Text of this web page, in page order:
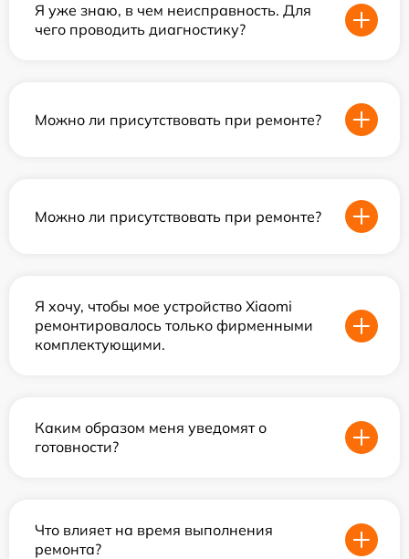
Я уже знаю, в чем неисправность. Для
чего проводить диагностику?
Можно ли присутствовать при ремонте?
Можно ли присутствовать при ремонте?
Я хочу, чтобы мое устройство Xiaomi
ремонтировалось только фирменными
комплектующими.
Каким образом меня уведомят о
готовности?
Что влияет на время выполнения
ремонта?